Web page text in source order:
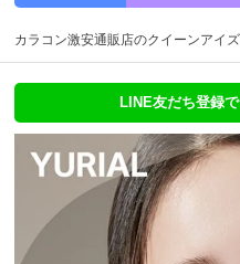
カラコン激安通販店のクイーンアイズ
LINE友だち登録